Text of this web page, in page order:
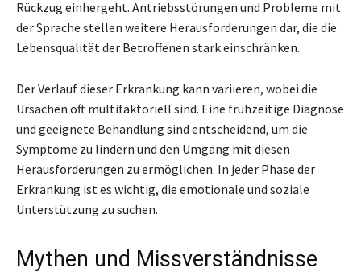
Rückzug einhergeht. Antriebsstörungen und Probleme mit
der Sprache stellen weitere Herausforderungen dar, die die
Lebensqualität der Betroffenen stark einschränken.
Der Verlauf dieser Erkrankung kann variieren, wobei die
Ursachen oft multifaktoriell sind. Eine frühzeitige Diagnose
und geeignete Behandlung sind entscheidend, um die
Symptome zu lindern und den Umgang mit diesen
Herausforderungen zu ermöglichen. In jeder Phase der
Erkrankung ist es wichtig, die emotionale und soziale
Unterstützung zu suchen.
Mythen und Missverständnisse